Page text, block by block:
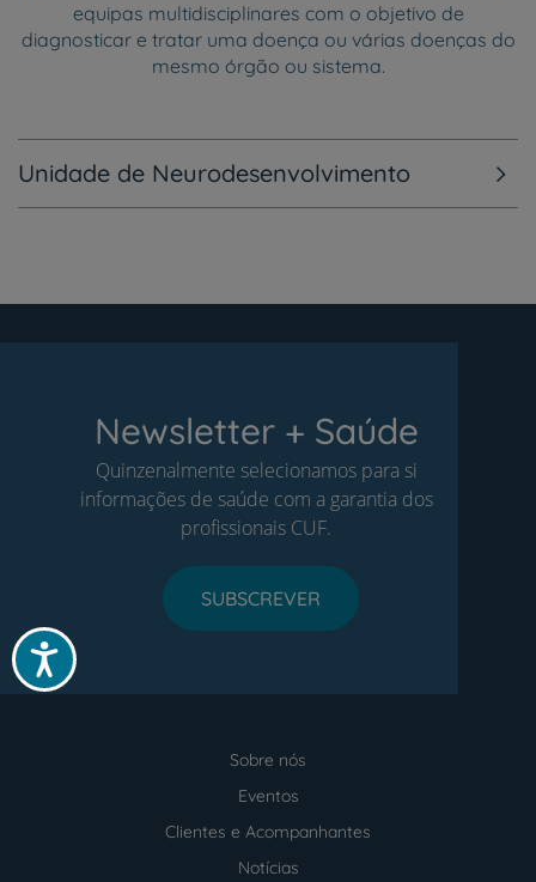
Acessibilidade
equipas multidisciplinares com o objetivo de
diagnosticar e tratar uma doença ou várias doenças do
mesmo órgão ou sistema.
Unidade de Neurodesenvolvimento
Newsletter + Saúde
Quinzenalmente selecionamos para si
informações de saúde com a garantia dos
profissionais CUF.
SUBSCREVER
Sobre nós
Eventos
Clientes e Acompanhantes
Notícias